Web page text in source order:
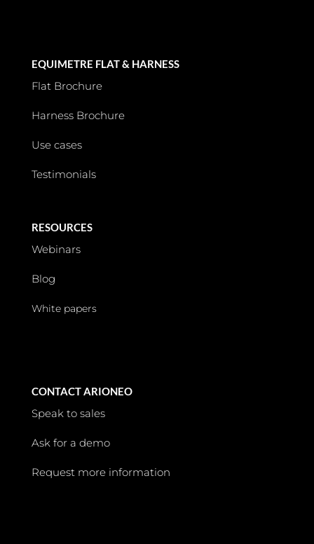
EQUIMETRE FLAT & HARNESS
Flat Brochure
Harness Brochure
Use cases
Testimonials
RESOURCES
Webinars
Blog
White papers
CONTACT ARIONEO
Speak to sales
Ask for a demo
Request more information